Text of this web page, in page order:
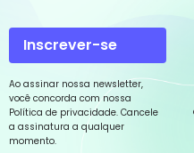
Inscrever-se
Ao assinar nossa newsletter,
você concorda com nossa
Política de privacidade. Cancele
a assinatura a qualquer
momento.